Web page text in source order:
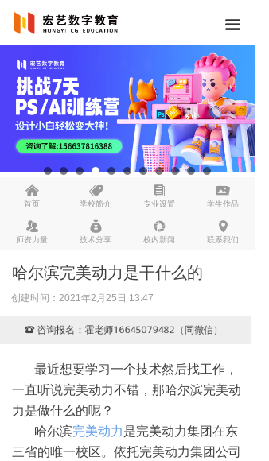
낀
首页
뀄
学校简介
뀴
专业设置
끡
学生作品
뀡
师资力量
낐
技术分享
넆
校内新闻
넹
联系我们
끀
哈尔滨完美动力是干什么的
创建时间： 2021年2月25日 13:47
最近想要学习一个技术然后找工作，
一直听说完美动力不错，那哈尔滨完美动
力是做什么的呢？
哈尔滨完美动力是完美动力集团在东
三省的唯一校区。依托完美动力集团公司
뀰 咨询报名：霍老师16645079482（同微信）